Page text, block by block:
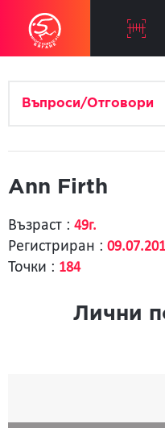
Въпроси/Отговори
Ann Firth
Възраст : 49г.
Регистриран :
Точки : 184
Лични